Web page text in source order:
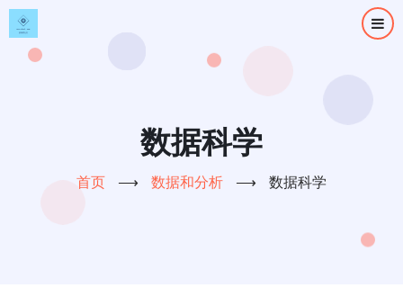
跳
转
数据科学
首页 ⟶ 数据和分析 ⟶ 数据科学